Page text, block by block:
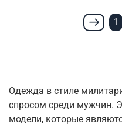
1
Одежда в стиле
спросом среди мужчин.
модели, которые